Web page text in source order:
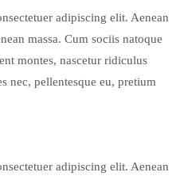
adipiscing elit. Aenean
massa. Cum sociis natoque
montes, nascetur ridiculus
nec, pellentesque eu, pretium
adipiscing elit. Aenean